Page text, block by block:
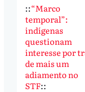
::“Marco
temporal”:
indígenas
questionam
interesse por
de mais um
adiamento no
STF::